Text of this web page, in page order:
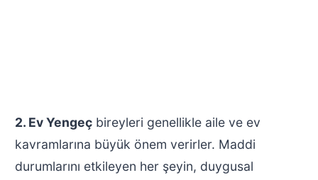
2. Ev Yengeçbireyleri genellikle aile ve ev
kavramlarına büyük önem verirler. Maddi
durumlarını etkileyen her şeyin, duygusal